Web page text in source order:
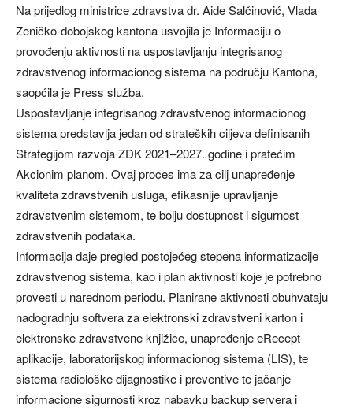
Na prijedlog ministrice zdravstva dr. Aide Salčinović, Vlada
Zeničko-dobojskog kantona usvojila je Informaciju o
provođenju aktivnosti na uspostavljanju integrisanog
zdravstvenog informacionog sistema na području Kantona,
saopćila je Press služba.
Uspostavljanje integrisanog zdravstvenog informacionog
sistema predstavlja jedan od strateških ciljeva definisanih
Strategijom razvoja ZDK 2021–2027. godine i pratećim
Akcionim planom. Ovaj proces ima za cilj unapređenje
kvaliteta zdravstvenih usluga, efikasnije upravljanje
zdravstvenim sistemom, te bolju dostupnost i sigurnost
zdravstvenih podataka.
Informacija daje pregled postojećeg stepena informatizacije
zdravstvenog sistema, kao i plan aktivnosti koje je potrebno
provesti u narednom periodu. Planirane aktivnosti obuhvataju
nadogradnju softvera za elektronski zdravstveni karton i
elektronske zdravstvene knjižice, unapređenje eRecept
aplikacije, laboratorijskog informacionog sistema (LIS), te
sistema radiološke dijagnostike i preventive te jačanje
informacione sigurnosti kroz nabavku backup servera i